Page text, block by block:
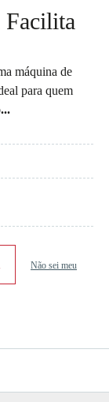
máquina de
para quem
Não sei meu